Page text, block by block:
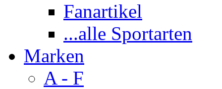
Fanartikel
...alle Sportarten
Marken
A - F